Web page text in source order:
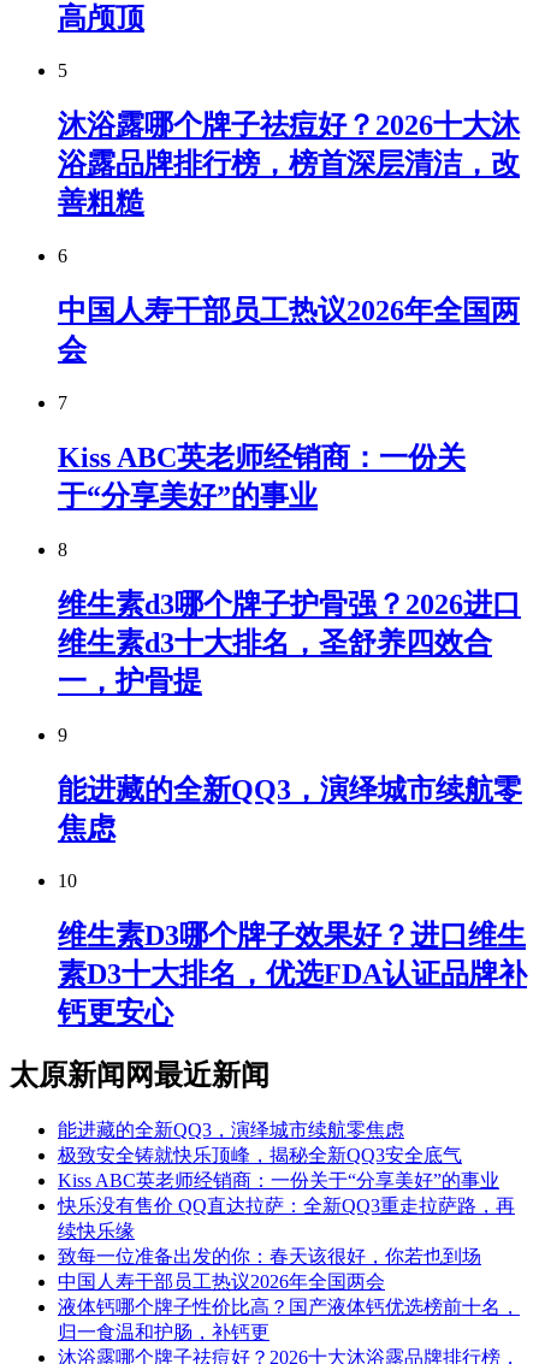
高颅顶
5
沐浴露哪个牌子祛痘好？2026十大沐
浴露品牌排行榜，榜首深层清洁，改
善粗糙
6
中国人寿干部员工热议2026年全国两
会
7
Kiss ABC英老师经销商：一份关
于“分享美好”的事业
8
维生素d3哪个牌子护骨强？2026进口
维生素d3十大排名，圣舒养四效合
一，护骨提
9
能进藏的全新QQ3，演绎城市续航零
焦虑
10
维生素D3哪个牌子效果好？进口维生
素D3十大排名，优选FDA认证品牌补
钙更安心
太原新闻网最近新闻
能进藏的全新QQ3，演绎城市续航零焦虑
极致安全铸就快乐顶峰，揭秘全新QQ3安全底气
Kiss ABC英老师经销商：一份关于“分享美好”的事业
快乐没有售价 QQ直达拉萨：全新QQ3重走拉萨路，再
续快乐缘
致每一位准备出发的你：春天该很好，你若也到场
中国人寿干部员工热议2026年全国两会
液体钙哪个牌子性价比高？国产液体钙优选榜前十名，
归一食温和护肠，补钙更
沐浴露哪个牌子祛痘好？2026十大沐浴露品牌排行榜，